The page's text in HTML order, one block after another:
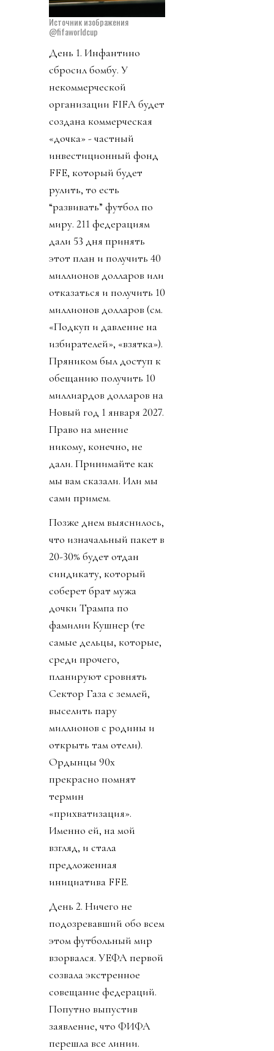
Источник изображения
@fifaworldcup
День 1. Инфантино
сбросил бомбу. У
некоммерческой
организации FIFA будет
создана коммерческая
«дочка» - частный
инвестиционный фонд
FFE, который будет
рулить, то есть
“развивать” футбол по
миру. 211 федерациям
дали 53 дня принять
этот план и получить 40
миллионов долларов или
отказаться и получить 10
миллионов долларов (см.
«Подкуп и давление на
избирателей», «взятка»).
Пряником был доступ к
обещанию получить 10
миллиардов долларов на
Новый год 1 января 2027.
Право на мнение
никому, конечно, не
дали. Принимайте как
мы вам сказали. Или мы
сами примем.
Позже днем выяснилось,
что изначальный пакет в
20-30% будет отдан
синдикату, который
соберет брат мужа
дочки Трампа по
фамилии Кушнер (те
самые дельцы, которые,
среди прочего,
планируют сровнять
Сектор Газа с землей,
выселить пару
миллионов с родины и
открыть там отели).
Ордынцы 90х
прекрасно помнят
термин
«прихватизация».
Именно ей, на мой
взгляд, и стала
предложенная
инициатива FFE.
День 2. Ничего не
подозревавший обо всем
этом футбольный мир
взорвался. УЕФА первой
созвала экстренное
совещание федераций.
Попутно выпустив
заявление, что ФИФА
перешла все линии.